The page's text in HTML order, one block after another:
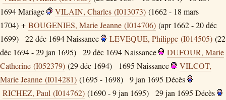
1694Mariage VILAIN, Charles (I013073) (1662 - 18 mars
1704) + BOUGENIES, Marie Jeanne (I014706) (apr 1662 - 20 déc
1699)
22 déc 1694Naissance LEVEQUE, Philippe (I014505) (22
déc 1694 - 29 jan 1695)
29 déc 1694Naissance
DUFOUR, Marie
Catherine (I052379) (29 déc 1694) 1695 Naissance
VILCOT,
Marie Jeanne (I014281) (1695 - 1698) 9 jan 1695 Décès
RICHEZ, Paul (I014762) (1690 - 9 jan 1695) 29 jan 1695 Décès